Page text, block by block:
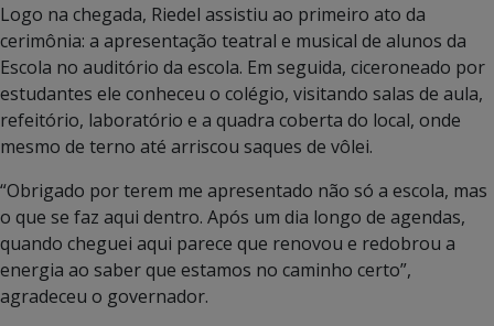
Logo na chegada, Riedel assistiu ao primeiro ato da
cerimônia: a apresentação teatral e musical de alunos da
Escola no auditório da escola. Em seguida, ciceroneado por
estudantes ele conheceu o colégio, visitando salas de aula,
refeitório, laboratório e a quadra coberta do local, onde
mesmo de terno até arriscou saques de vôlei.
“Obrigado por terem me apresentado não só a escola, mas
o que se faz aqui dentro. Após um dia longo de agendas,
quando cheguei aqui parece que renovou e redobrou a
energia ao saber que estamos no caminho certo”,
agradeceu o governador.